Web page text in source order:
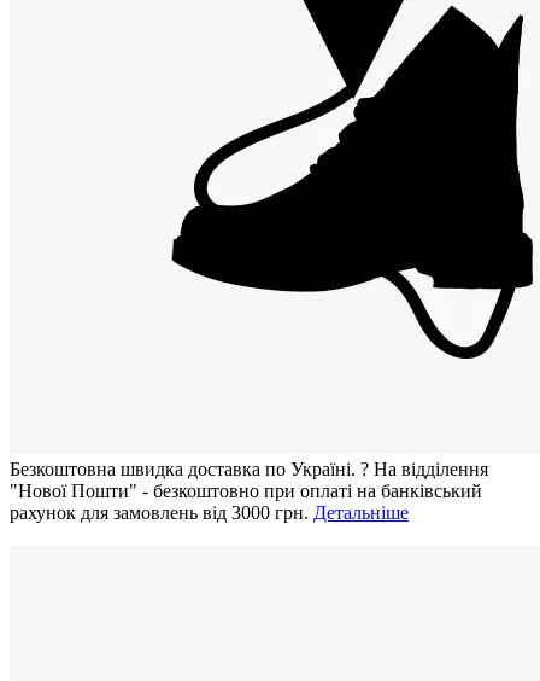
Безкоштовна швидка доставка по Україні. ? На відділення
"Нової Пошти" - безкоштовно при оплаті на банківський
рахунок для замовлень від 3000 грн. Детальніше